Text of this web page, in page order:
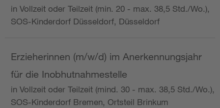
in Vollzeit oder Teilzeit (min. 20 - max. 38,5 Std./Wo.),
SOS-Kinderdorf Düsseldorf, Düsseldorf
Erzieherinnen (m/w/d) im Anerkennungsjahr
für die Inobhutnahmestelle
in Vollzeit oder Teilzeit (mind. 30 - max. 38,5 Std./Wo.),
SOS-Kinderdorf Bremen, Ortsteil Brinkum